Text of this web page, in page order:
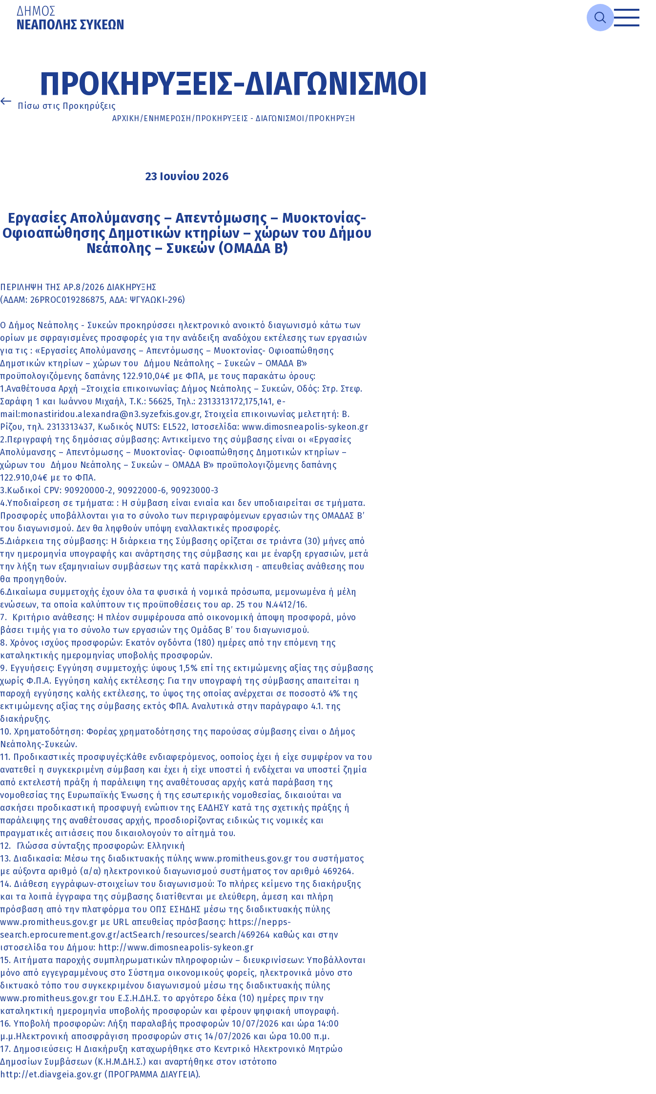
περιεχόμενοΠΡΟΚΗΡΎΞΕΙΣ-ΔΙΑΓΩΝΙΣΜΟΊ
Πίσω στις Προκηρύξεις
ΑΡΧΙΚΉ /ΕΝΗΜΈΡΩΣΗ /ΠΡΟΚΗΡΥΞΕΙΣ - ΔΙΑΓΩΝΙΣΜΟΙ /ΠΡΟΚΉΡΥΞΗ
23 Ιουνίου 2026
Εργασίες Απολύμανσης – Απεντόμωσης – Μυοκτονίας-
Οφιοαπώθησης Δημοτικών κτηρίων – χώρων του Δήμου
Νεάπολης – Συκεών (ΟΜΑΔΑ Β΄)
ΠΕΡΙΛΗΨΗ ΤΗΣ ΑΡ.8/2026 ΔΙΑΚΗΡΥΞΗΣ
(ΑΔΑΜ: 26PROC019286875, ΑΔΑ: ΨΓΥΑΩΚΙ-296)
Ο Δήμος Νεάπολης - Συκεών προκηρύσσει ηλεκτρονικό ανοικτό διαγωνισμό κάτω των
ορίων με σφραγισμένες προσφορές για την ανάδειξη αναδόχου εκτέλεσης των εργασιών
για τις : «Εργασίες Απολύμανσης – Απεντόμωσης – Μυοκτονίας- Οφιοαπώθησης
Δημοτικών κτηρίων – χώρων του Δήμου Νεάπολης – Συκεών – ΟΜΑΔΑ Β΄»
προϋπολογιζόμενης δαπάνης 122.910,04€ με ΦΠΑ, με τους παρακάτω όρους:
1.Αναθέτουσα Αρχή –Στοιχεία επικοινωνίας: Δήμος Νεάπολης – Συκεών, Οδός: Στρ. Στεφ.
Σαράφη 1 και Ιωάννου Μιχαήλ, Τ.Κ.: 56625, Τηλ.: 2313313172,175,141, e-
mail:monastiridou.alexandra@n3.syzefxis.gov.gr, Στοιχεία επικοινωνίας μελετητή: Β.
Ρίζου, τηλ. 2313313437, Κωδικός ΝUTS: EL522, Ιστοσελίδα: www.dimosneapolis-sykeon.gr
2.Περιγραφή της δημόσιας σύμβασης: Αντικείμενο της σύμβασης είναι οι «Εργασίες
Απολύμανσης – Απεντόμωσης – Μυοκτονίας- Οφιοαπώθησης Δημοτικών κτηρίων –
χώρων του Δήμου Νεάπολης – Συκεών – ΟΜΑΔΑ Β΄» προϋπολογιζόμενης δαπάνης
122.910,04€ με το ΦΠΑ.
3.Κωδικοί CPV: 90920000-2, 90922000-6, 90923000-3
4.Υποδιαίρεση σε τμήματα: : Η σύμβαση είναι ενιαία και δεν υποδιαιρείται σε τμήματα.
Προσφορές υποβάλλονται για το σύνολο των περιγραφόμενων εργασιών της ΟΜΑΔΑΣ Β’
του διαγωνισμού. Δεν θα ληφθούν υπόψη εναλλακτικές προσφορές.
5.Διάρκεια της σύμβασης: Η διάρκεια της Σύμβασης ορίζεται σε τριάντα (30) μήνες από
την ημερομηνία υπογραφής και ανάρτησης της σύμβασης και με έναρξη εργασιών, μετά
την λήξη των εξαμηνιαίων συμβάσεων της κατά παρέκκλιση - απευθείας ανάθεσης που
θα προηγηθούν.
6.Δικαίωμα συμμετοχής έχουν όλα τα φυσικά ή νομικά πρόσωπα, μεμονωμένα ή μέλη
ενώσεων, τα οποία καλύπτουν τις προϋποθέσεις του αρ. 25 του Ν.4412/16.
7. Κριτήριο ανάθεσης: Η πλέον συμφέρουσα από οικονομική άποψη προσφορά, μόνο
βάσει τιμής για το σύνολο των εργασιών της Ομάδας Β’ του διαγωνισμού.
8. Χρόνος ισχύος προσφορών: Εκατόν ογδόντα (180) ημέρες από την επόμενη της
καταληκτικής ημερομηνίας υποβολής προσφορών.
9. Εγγυήσεις: Εγγύηση συμμετοχής: ύψους 1,5% επί της εκτιμώμενης αξίας της σύμβασης
χωρίς Φ.Π.Α. Εγγύηση καλής εκτέλεσης: Για την υπογραφή της σύμβασης απαιτείται η
παροχή εγγύησης καλής εκτέλεσης, το ύψος της οποίας ανέρχεται σε ποσοστό 4% της
εκτιμώμενης αξίας της σύμβασης εκτός ΦΠΑ. Αναλυτικά στην παράγραφο 4.1. της
διακήρυξης.
10. Χρηματοδότηση: Φορέας χρηματοδότησης της παρούσας σύμβασης είναι ο Δήμος
Νεάπολης-Συκεών.
11. Προδικαστικές προσφυγές:Κάθε ενδιαφερόμενος, οοποίος έχει ή είχε συμφέρον να του
ανατεθεί η συγκεκριμένη σύμβαση και έχει ή είχε υποστεί ή ενδέχεται να υποστεί ζημία
από εκτελεστή πράξη ή παράλειψη της αναθέτουσας αρχής κατά παράβαση της
νομοθεσίας της Ευρωπαϊκής Ένωσης ή της εσωτερικής νομοθεσίας, δικαιούται να
ασκήσει προδικαστική προσφυγή ενώπιον της ΕΑΔΗΣΥ κατά της σχετικής πράξης ή
παράλειψης της αναθέτουσας αρχής, προσδιορίζοντας ειδικώς τις νομικές και
πραγματικές αιτιάσεις που δικαιολογούν το αίτημά του.
12. Γλώσσα σύνταξης προσφορών: Ελληνική
13. Διαδικασία: Μέσω της διαδικτυακής πύλης www.promitheus.gov.gr του συστήματος
με αύξοντα αριθμό (α/α) ηλεκτρονικού διαγωνισμού συστήματος τον αριθμό 469264.
14. Διάθεση εγγράφων-στοιχείων του διαγωνισμού: Το πλήρες κείμενο της διακήρυξης
και τα λοιπά έγγραφα της σύμβασης διατίθενται με ελεύθερη, άμεση και πλήρη
πρόσβαση από την πλατφόρμα του ΟΠΣ ΕΣΗΔΗΣ μέσω της διαδικτυακής πύλης
www.promitheus.gov.gr με URL απευθείας πρόσβασης: https://nepps-
search.eprocurement.gov.gr/actSearch/resources/search/469264 καθώς και στην
ιστοσελίδα του Δήμου: http://www.dimosneapolis-sykeon.gr
15. Αιτήματα παροχής συμπληρωματικών πληροφοριών – διευκρινίσεων: Υποβάλλονται
μόνο από εγγεγραμμένους στο Σύστημα οικονομικούς φορείς, ηλεκτρονικά μόνο στο
δικτυακό τόπο του συγκεκριμένου διαγωνισμού μέσω της διαδικτυακής πύλης
www.promitheus.gov.gr του Ε.Σ.Η.ΔΗ.Σ. το αργότερο δέκα (10) ημέρες πριν την
καταληκτική ημερομηνία υποβολής προσφορών και φέρουν ψηφιακή υπογραφή.
16. Υποβολή προσφορών: Λήξη παραλαβής προσφορών 10/07/2026 και ώρα 14:00
μ.μ.Ηλεκτρονική αποσφράγιση προσφορών στις 14/07/2026 και ώρα 10.00 π.μ.
17. Δημοσιεύσεις: Η Διακήρυξη καταχωρήθηκε στο Κεντρικό Ηλεκτρονικό Μητρώο
Δημοσίων Συμβάσεων (Κ.Η.Μ.ΔΗ.Σ.) και αναρτήθηκε στον ιστότοπο
http://et.diavgeia.gov.gr (ΠΡΟΓΡΑΜΜΑ ΔΙΑΥΓΕΙΑ).